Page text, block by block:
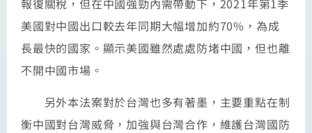
美國對中國出口較去年同期大幅增加約70%，為成
長最快的國家。顯示美國雖然處處防堵中國，但也離
不開中國市場。
另外本法案對於台灣也多有著墨，主要重點在制
衡中國對台灣威脅，加強與台灣合作，維護台灣國防